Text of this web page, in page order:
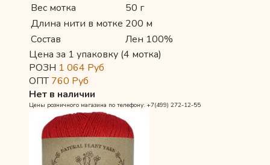
Вес мотка
50 г
Длина нити в мотке 200 м
Состав
Лен 100%
Цена за 1 упаковку (4 мотка)
РОЗН 1 064 Руб
ОПТ760 Руб
Нет в наличии
Цены розничного магазина по телефону: +7(499) 272-12-55